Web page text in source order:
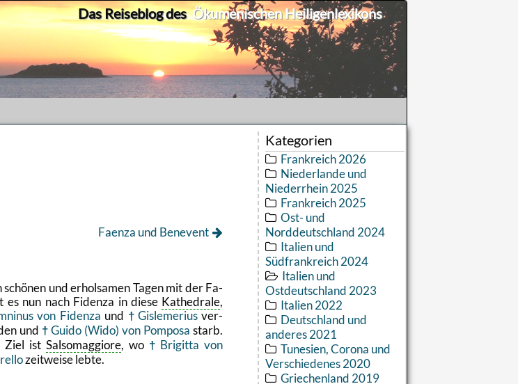
Das Reiseblog desÖkumenischen Heiligenlexikons
Fa­en­za und Be­nevent
schö­nen und er­hol­sa­men Tagen mit der Fa­
es nun nach Fi­den­za in diese Ka­the­dra­le,
von Fi­den­za und Gis­le­me­ri­us ver­
und
Guido (Wido) von Pom­po­sa starb.
Ziel istSal­som­ag­gio­re, wo
Bri­git­ta von
zeit­wei­se lebte.
Kategorien
Frankreich 2026
Niederlande und
Niederrhein 2025
Frankreich 2025
Ost- und
Norddeutschland 2024
Italien und
Südfrankreich 2024
Italien und
Ostdeutschland 2023
Italien 2022
Deutschland und
anderes 2021
Tunesien, Corona und
Verschiedenes 2020
Griechenland 2019